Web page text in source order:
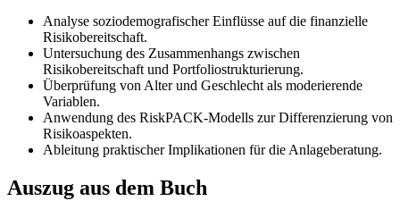
Analyse soziodemografischer Einflüsse auf die finanzielle
Risikobereitschaft.
Untersuchung des Zusammenhangs zwischen
Risikobereitschaft und Portfoliostrukturierung.
Überprüfung von Alter und Geschlecht als moderierende
Variablen.
Anwendung des RiskPACK-Modells zur Differenzierung von
Risikoaspekten.
Ableitung praktischer Implikationen für die Anlageberatung.
Auszug aus dem Buch